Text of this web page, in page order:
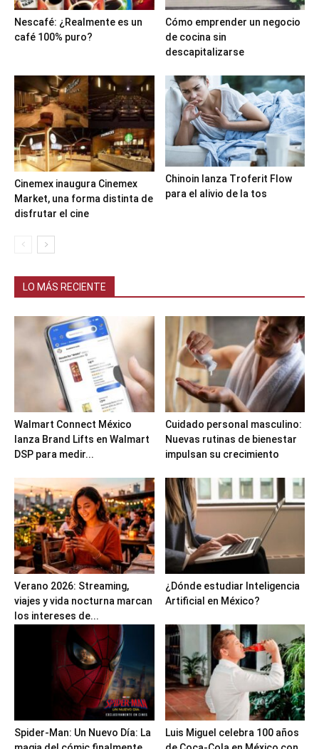
Nescafé: ¿Realmente es un
café 100% puro?
Cómo emprender un negocio
de cocina sin
descapitalizarse
Cinemex inaugura Cinemex
Market, una forma distinta de
disfrutar el cine
Chinoin lanza Troferit Flow
para el alivio de la tos
LO MÁS RECIENTE
Walmart Connect México
lanza Brand Lifts en Walmart
DSP para medir...
Cuidado personal masculino:
Nuevas rutinas de bienestar
impulsan su crecimiento
Verano 2026: Streaming,
viajes y vida nocturna marcan
los intereses de...
¿Dónde estudiar Inteligencia
Artificial en México?
Spider-Man: Un Nuevo Día: La
Luis Miguel celebra 100 años